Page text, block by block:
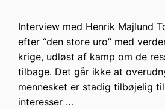
Interview med Henrik Majlund
efter “den store uro” med
krige, udløst af kamp om de
tilbage. Det går ikke at
mennesket er stadig tilbøjelig
interesser …